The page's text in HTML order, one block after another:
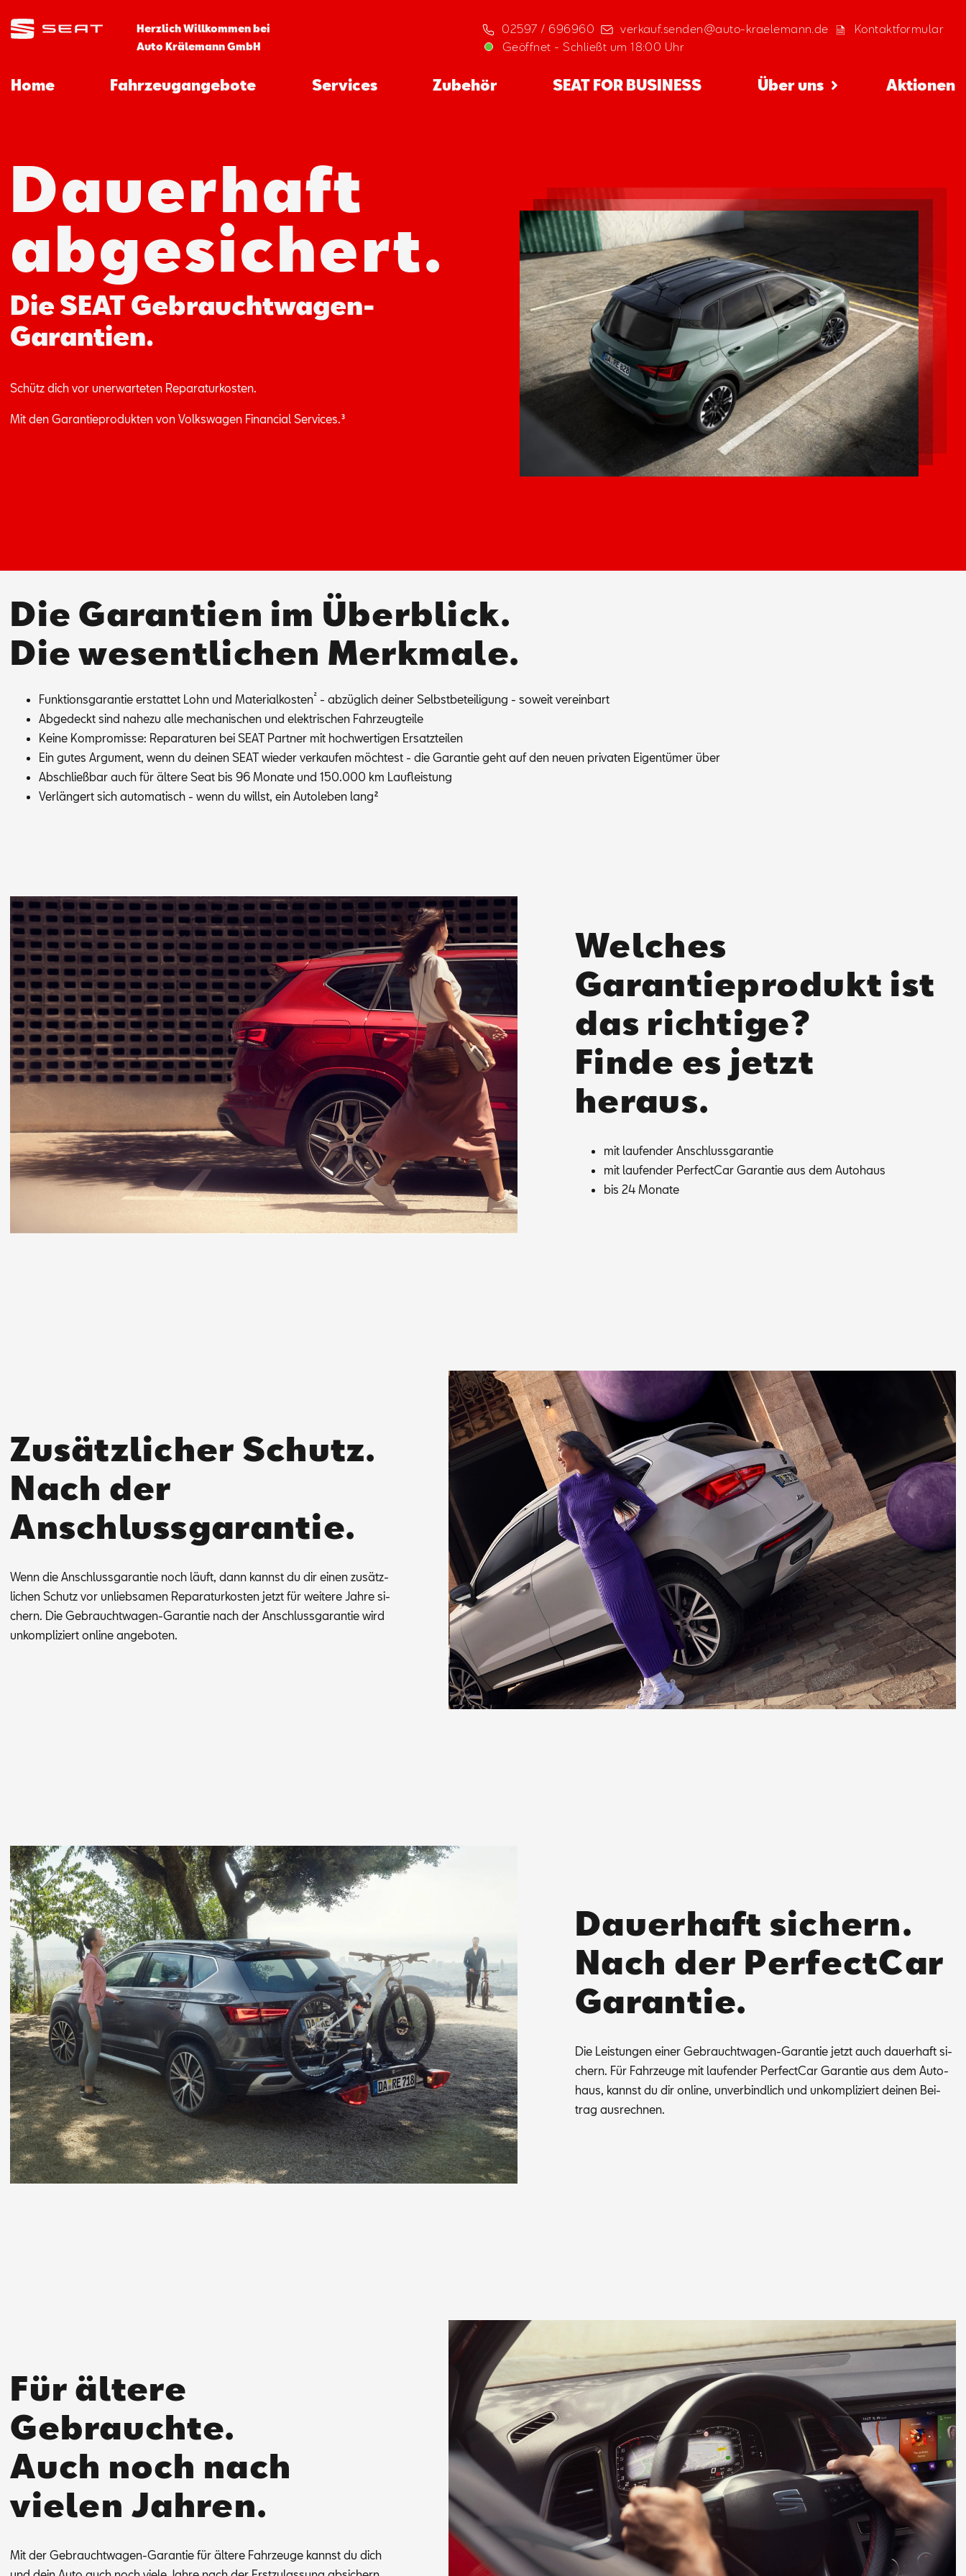
Herzlich Willkommen bei
Auto Krälemann GmbH
02597 / 696960 verkauf.senden@auto-kraelemann.de
Kontaktformular
Geöffnet - Schließt um 18:00 Uhr
Home Fahrzeugangebote Services Zubehör SEAT FOR BUSINESS Über uns Aktionen
Dauerhaft
abgesichert.
Die SEAT Gebrauchtwagen-
Garantien.
Schütz dich vor un­er­war­te­ten Re­pa­ra­tur­kos­ten.
Mit den Ga­ran­tie­pro­duk­ten von Volks­wa­gen Fi­nan­ci­al Ser­vices.³
Die Garantien im Überblick.
Die wesentlichen Merkmale.
Funk­ti­ons­ga­ran­tie er­stat­tet Lohn und Ma­te­ri­al­kos­ten² - ab­züg­lich dei­ner Selbst­be­tei­li­gung - so­weit ver­ein­bart
Ab­ge­deckt sind na­he­zu alle me­cha­ni­schen und elek­tri­schen Fahr­zeug­tei­le
Kei­ne Kom­pro­mis­se: Re­pa­ra­tu­ren bei SEAT Part­ner mit hoch­wer­ti­gen Er­satz­tei­len
Ein gu­tes Ar­gu­ment, wenn du dei­nen SEAT wie­der ver­kau­fen möch­test - die Ga­ran­tie geht auf den neu­en pri­va­ten Ei­gen­tü­mer über
Ab­schließ­bar auch für äl­te­re Seat bis 96 Mo­na­te und 150.000 km Lauf­leis­tung
Ver­län­gert sich au­to­ma­tisch - wenn du willst, ein Au­to­le­ben lang²
Welches
Garantieprodukt ist
das richtige?
Finde es jetzt
heraus.
mit lau­fen­der An­schluss­ga­ran­tie
mit lau­fen­der Per­fec­t­Car Ga­ran­tie aus dem Au­to­haus
bis 24 Mo­na­te
Zusätzlicher Schutz.
Nach der
Anschlussgarantie.
Wenn die An­schluss­ga­ran­tie noch läuft, dann kannst du dir ei­nen zu­sätz­
li­chen Schutz vor un­lieb­sa­men Re­pa­ra­tur­kos­ten jetzt für wei­te­re Jah­re si­
chern. Die Ge­braucht­wa­gen-Ga­ran­tie nach der An­schluss­ga­ran­tie wird
un­kom­pli­ziert on­line an­ge­bo­ten.
Dauerhaft sichern.
Nach der PerfectCar
Garantie.
Die Leis­tun­gen ei­ner Ge­braucht­wa­gen-Ga­ran­tie jetzt auch dau­er­haft si­
chern. Für Fahr­zeu­ge mit lau­fen­der Per­fec­t­Car Ga­ran­tie aus dem Au­to­
haus, kannst du dir on­line, un­ver­bind­lich und un­kom­pli­ziert dei­nen Bei­
trag aus­rech­nen.
Für ältere
Gebrauchte.
Auch noch nach
vielen Jahren.
Mit der Ge­braucht­wa­gen-Ga­ran­tie für äl­te­re Fahr­zeu­ge kannst du dich